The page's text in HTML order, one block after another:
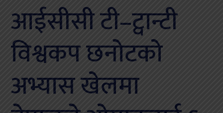
आईसीसी टी–ट्वान्टी
विश्वकप छनोटको
अभ्यास खेलमा